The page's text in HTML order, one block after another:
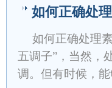
如何正确处
如何正确处理
五调子”，当然，
调。但有时候，